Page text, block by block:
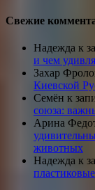
Свежие
Надежда к
и чем
Захар
Киевской
Семён к
союза:
Арина
животных
Надежда к